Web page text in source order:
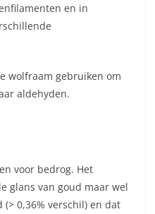
en in
wolfraam gebruiken om
aldehyden.
voor bedrog. Het
glans van goud maar wel
0,36% verschil) en dat